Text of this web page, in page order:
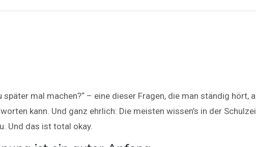
später mal machen?“ – eine dieser Fragen, die man ständig hört,
kann. Und ganz ehrlich: Die meisten wissen’s in der
Und das ist total okay.